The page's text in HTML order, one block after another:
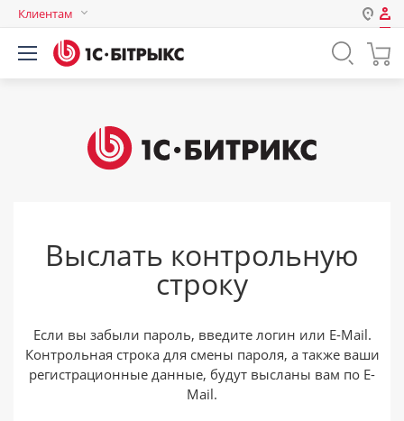
Клиентам
Авторизация
Логин
Запомнить меня на этом
компьютере
Забыли свой пароль?
или войдите с помощью
Выслать контрольную
строку
Если вы забыли пароль, введите логин или E-Mail.
Контрольная строка для смены пароля, а также ваши
регистрационные данные, будут высланы вам по E-
Mail.